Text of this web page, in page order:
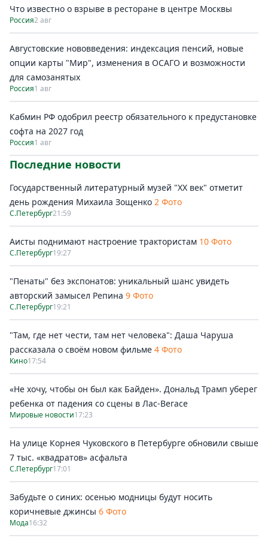
Что известно о взрыве в ресторане в центре Москвы
Россия2 авг
Августовские нововведения: индексация пенсий, новые
опции карты "Мир", изменения в ОСАГО и возможности
для самозанятых
Россия1 авг
Кабмин РФ одобрил реестр обязательного к предустановке
софта на 2027 год
Россия1 авг
Последние новости
Государственный литературный музей "ХХ век" отметит
день рождения Михаила Зощенко 2 Фото
С.Петербург21:59
Аисты поднимают настроение трактористам 10 Фото
С.Петербург19:27
"Пенаты" без экспонатов: уникальный шанс увидеть
авторский замысел Репина 9 Фото
С.Петербург19:21
"Там, где нет чести, там нет человека": Даша Чаруша
рассказала о своём новом фильме 4 Фото
Кино17:54
«Не хочу, чтобы он был как Байден». Дональд Трамп уберег
ребенка от падения со сцены в Лас-Вегасе
Мировые новости17:23
На улице Корнея Чуковского в Петербурге обновили свыше
7 тыс. «квадратов» асфальта
С.Петербург17:01
Забудьте о синих: осенью модницы будут носить
коричневые джинсы 6 Фото
Мода16:32